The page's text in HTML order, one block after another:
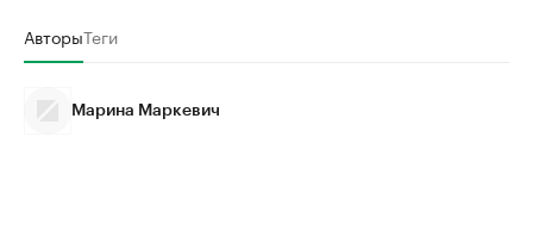
АвторыТеги
Марина Маркевич